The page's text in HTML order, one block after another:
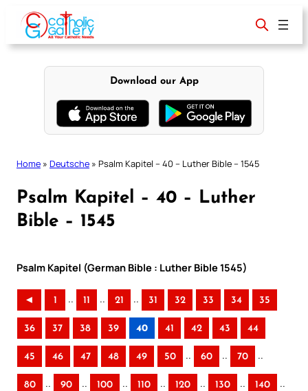
content
Download our App
Home » Deutsche » Psalm Kapitel – 40 – Luther Bible – 1545
Psalm Kapitel – 40 – Luther
Bible – 1545
Psalm Kapitel (German Bible : Luther Bible 1545)
◄ 1 .. 11 .. 21 .. 31 32 33 34 35
36 37 38 39 40 41 42 43 44
45 46 47 48 49 50 .. 60 .. 70 ..
80 .. 90 .. 100 .. 110 .. 120 .. 130 .. 140 ..